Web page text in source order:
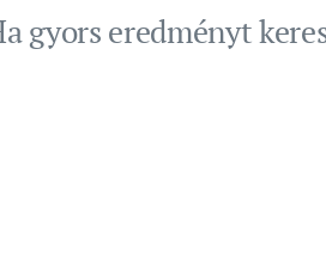
gyors eredményt